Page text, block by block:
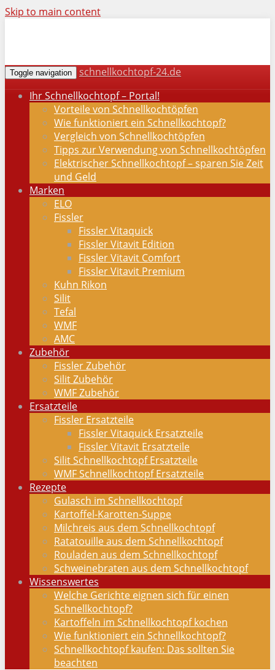
Skip to main content
Toggle navigation
schnellkochtopf-24.de
Ihr Schnellkochtopf – Portal!
Vorteile von Schnellkochtöpfen
Wie funktioniert ein Schnellkochtopf?
Vergleich von Schnellkochtöpfen
Tipps zur Verwendung von Schnellkochtöpfen
Elektrischer Schnellkochtopf – sparen Sie Zeit
und Geld
Marken
ELO
Fissler
Fissler Vitaquick
Fissler Vitavit Edition
Fissler Vitavit Comfort
Fissler Vitavit Premium
Kuhn Rikon
Silit
Tefal
WMF
AMC
Zubehör
Fissler Zubehör
Silit Zubehör
WMF Zubehör
Ersatzteile
Fissler Ersatzteile
Fissler Vitaquick Ersatzteile
Fissler Vitavit Ersatzteile
Silit Schnellkochtopf Ersatzteile
WMF Schnellkochtopf Ersatzteile
Rezepte
Gulasch im Schnellkochtopf
Kartoffel-Karotten-Suppe
Milchreis aus dem Schnellkochtopf
Ratatouille aus dem Schnellkochtopf
Rouladen aus dem Schnellkochtopf
Schweinebraten aus dem Schnellkochtopf
Wissenswertes
Welche Gerichte eignen sich für einen
Schnellkochtopf?
Kartoffeln im Schnellkochtopf kochen
Wie funktioniert ein Schnellkochtopf?
Schnellkochtopf kaufen: Das sollten Sie
beachten